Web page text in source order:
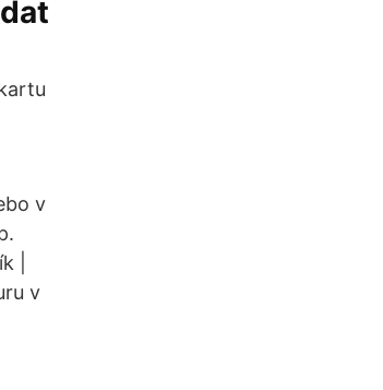
v
|
v